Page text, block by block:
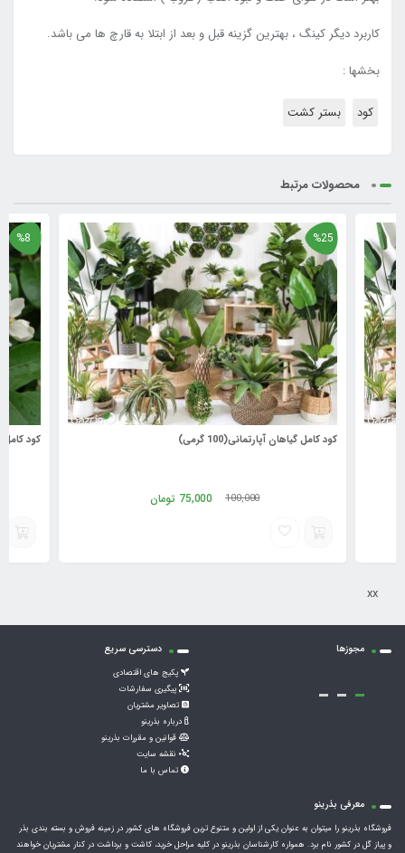
کاربرد دیگر کینگ ، بهترین گزینه قبل و بعد از ابتلا به قارچ ها می باشد.
بخشها :
کود بستر کشت
محصولات مرتبط
کود کامل گیاهان آپارتمانی(100 گرمی)
100,000
75,000 تومان
%25
کود
%8
xx
مجوزها دسترسی سریع
پکیج های اقتصادی
پیگیری سفارشات
تصاویر مشتریان
درباره بذرینو
قوانین و مقررات بذرینو
نقشه سایت
تماس با ما
معرفی بذرینو
فروشگاه بذرینو را میتوان به عنوان یکی از اولین و متنوع ترین فروشگاه های کشور در زمینه فروش و بسته بندی بذر
و پیاز گل در کشور نام برد. همواره کارشناسان بذرینو در کلیه مراحل خرید، کاشت و برداشت در کنار مشتریان خواهند